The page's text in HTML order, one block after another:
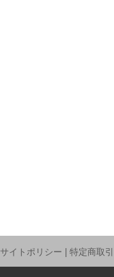
サイトポリシー 特定商取